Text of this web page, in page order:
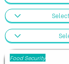
Food Security